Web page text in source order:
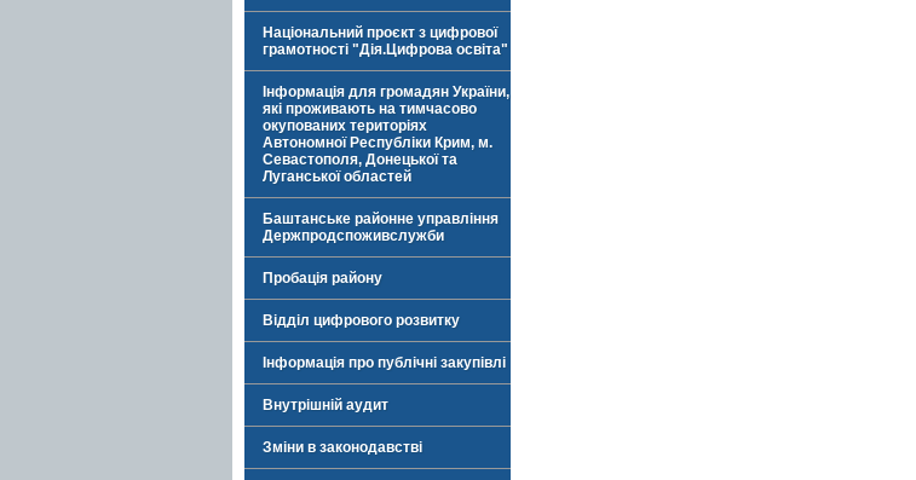
Національний проєкт з цифрової
грамотності "Дія.Цифрова освіта"
Інформація для громадян України,
які проживають на тимчасово
окупованих територіях
Автономної Республіки Крим, м.
Севастополя, Донецької та
Луганської областей
Баштанське районне управління
Держпродспоживслужби
Пробація району
Відділ цифрового розвитку
Інформація про публічні закупівлі
Внутрішній аудит
Зміни в законодавстві